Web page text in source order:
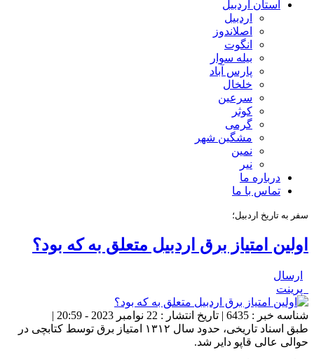
استان اردبیل
اردبیل
اصلاندوز
انگوت
بیله سوار
پارس آباد
خلخال
سرعین
کوثر
گرمی
مشگین شهر
نمین
نیر
درباره ما
تماس با ما
سفر به تاریخ اردبیل؛
اولین امتیاز برق اردبیل متعلق به که بود؟
ارسال
پرینت
شناسه خبر : 6435 | تاریخ انتشار : 22 نوامبر 2023 - 20:59 |
طبق اسناد تاریخی، حدود سال ۱۳۱۲ امتیاز برق توسط کتابچی در
حوالی عالی قاپو دایر شد.